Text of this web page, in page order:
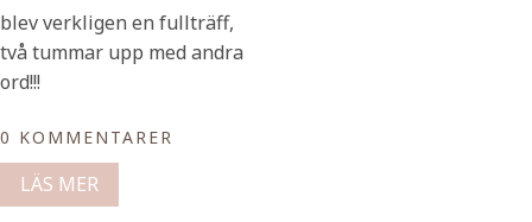
blev verkligen en fullträff,
två tummar upp med andra
ord!!!
0 KOMMENTARER
LÄS MER